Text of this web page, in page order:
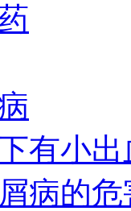
有小出
病的危